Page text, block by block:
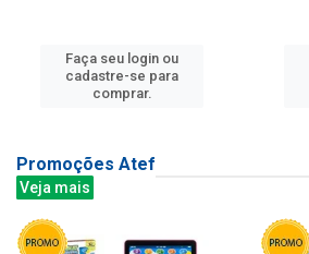
Faça seu login ou
cadastre-se para
comprar.
Promoções Atef
Veja mais